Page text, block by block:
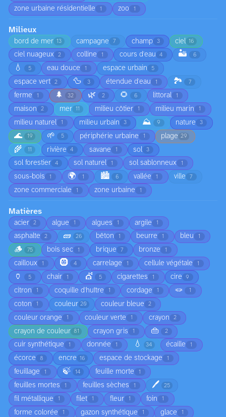
zone urbaine résidentielle 1 zoo 1
Milieux
bord de mer 13 campagne 7 champ 3 ciel 16
ciel nuageux 2 colline 1 cours d'eau 4 🏜️ 6
💧 5 eau douce 1 espace urbain 5
espace vert 2 🦆 3 étendue d'eau 1 🏞️ 7
ferme 1 🌲 32 🌿 2 🌻 6 littoral 1
maison 2 mer 11 milieu côtier 1 milieu marin 1
milieu naturel 1 milieu urbain 3 ⛰️ 9 nature 3
🌊 19 🌱 5 périphérie urbaine 1 plage 29
🌾 11 rivière 4 savane 1 sol 3
sol forestier 4 sol naturel 1 sol sablonneux 1
sous-bois 1 🌍 1 🏙️ 6 vallée 1 ville 7
zone commerciale 1 zone urbaine 1
Matières
acier 2 algue 1 algues 1 argile 1
asphalte 2 🧱 26 bêton 1 beurre 1 bleu 1
🪵 75 bois sec 1 brique 7 bronze 1
cailloux 1 🛞 4 carrelage 1 cellule végétale 1
🏺 5 chair 1 💇 5 cigarettes 1 cire 9
citron 1 coquille d'huître 1 cordage 1 🪢 1
coton 1 couleur 20 couleur bleue 2
couleur orange 1 couleur verte 1 crayon 2
crayon de couleur 81 crayon gris 1 👜 2
cuir synthétique 1 donnée 1 💧 34 écaille 1
écorce 8 encre 16 espace de stockage 1
feuillage 1 🍃 14 feuille morte 1
feuilles mortes 1 feuilles sèches 1 🖊️ 25
fil métallique 1 filet 1 fleur 1 foin 1
forme colorée 1 gazon synthétique 1 glace 1